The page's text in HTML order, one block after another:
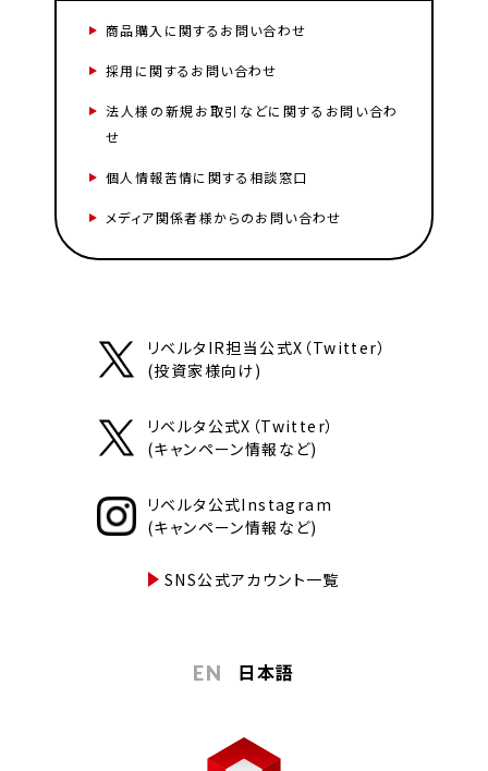
商品購入に関するお問い合わせ
採用に関するお問い合わせ
法人様の新規お取引などに関するお問い合わ
せ
個人情報苦情に関する相談窓口
メディア関係者様からのお問い合わせ
リベルタIR担当公式X（Twitter）
(投資家様向け)
リベルタ公式X（Twitter）
(キャンペーン情報など)
リベルタ公式Instagram
(キャンペーン情報など)
SNS公式アカウント一覧
EN 日本語